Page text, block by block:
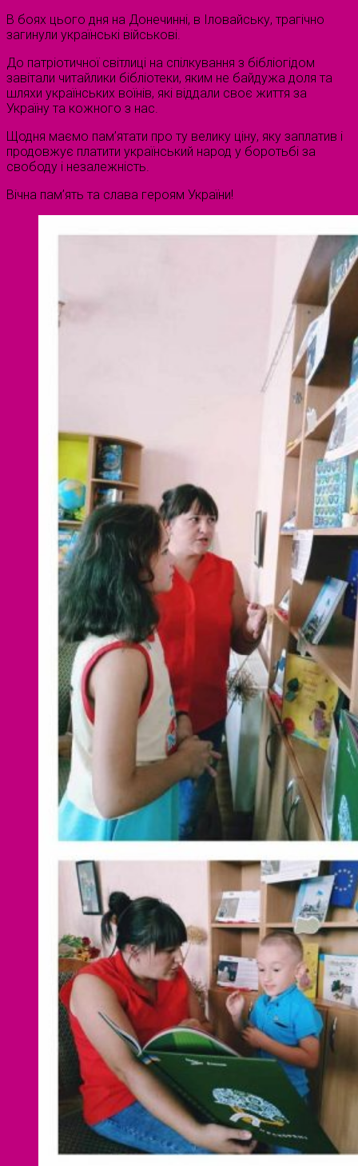
В боях цього дня на Донечинні, в Іловайську, трагічно
загинули українські військові.
До патріотичної світлиці на спілкування з бібліогідом
завітали читайлики бібліотеки, яким не байдужа доля та
шляхи українських воїнів, які віддали своє життя за
Україну та кожного з нас.
Щодня маємо пам’ятати про ту велику ціну, яку заплатив і
продовжує платити український народ у боротьбі за
свободу і незалежність.
Вічна пам’ять та слава героям України!